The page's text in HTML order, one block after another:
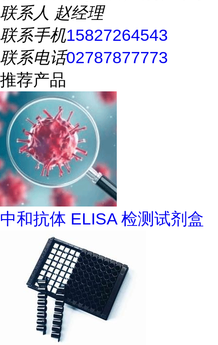
联系人 赵经理
联系手机15827264543
联系电话02787877773
推荐产品
中和抗体 ELISA 检测试剂盒